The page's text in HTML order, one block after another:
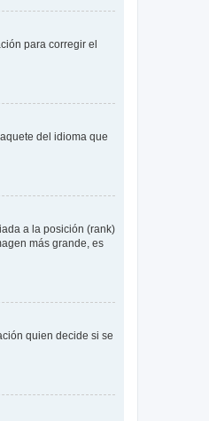
para corregir el
del idioma que
a la posición (rank)
más grande, es
quien decide si se